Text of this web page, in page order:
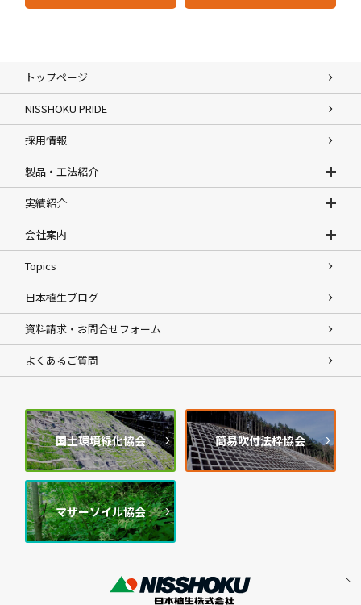
トップページ
NISSHOKU PRIDE
採用情報
製品・工法紹介
実績紹介
会社案内
Topics
日本植生ブログ
資料請求・お問合せフォーム
よくあるご質問
国土環境緑化協会 簡易吹付法枠協会
マザーソイル協会